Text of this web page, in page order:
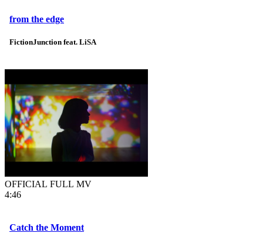
from the edge
FictionJunction feat. LiSA
OFFICIAL FULL MV
4:46
Catch the Moment